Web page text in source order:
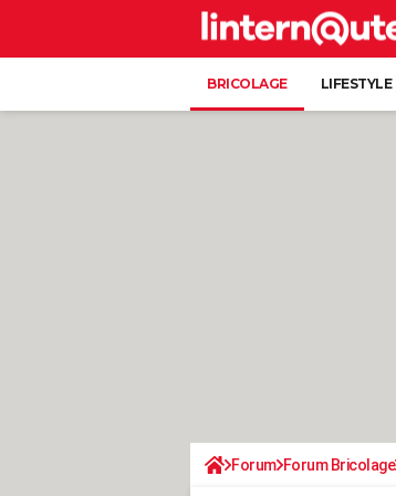
BRICOLAGE LIFESTYLE
Forum Forum Bricolage